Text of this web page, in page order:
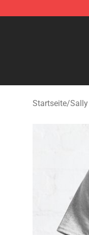
Sally Face
Startseite/